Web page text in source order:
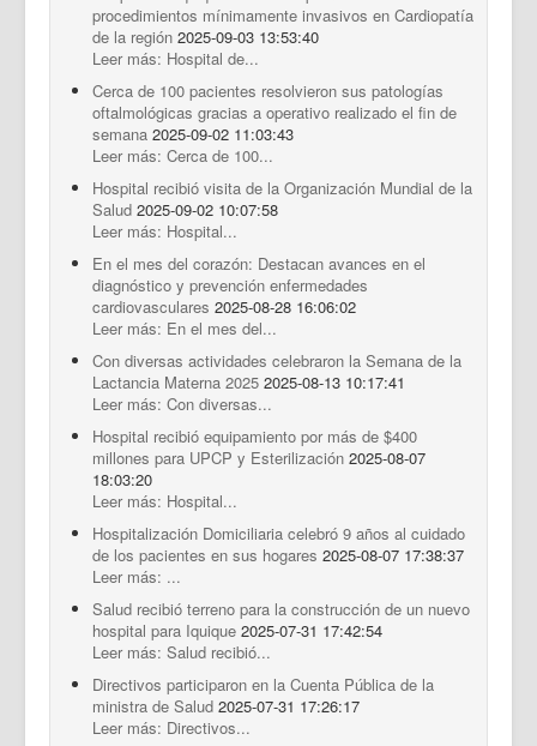
procedimientos mínimamente invasivos en Cardiopatía
de la región 2025-09-03 13:53:40
Leer más: Hospital de...
Cerca de 100 pacientes resolvieron sus patologías
oftalmológicas gracias a operativo realizado el fin de
semana 2025-09-02 11:03:43
Leer más: Cerca de 100...
Hospital recibió visita de la Organización Mundial de la
Salud 2025-09-02 10:07:58
Leer más: Hospital...
En el mes del corazón: Destacan avances en el
diagnóstico y prevención enfermedades
cardiovasculares 2025-08-28 16:06:02
Leer más: En el mes del...
Con diversas actividades celebraron la Semana de la
Lactancia Materna 2025 2025-08-13 10:17:41
Leer más: Con diversas...
Hospital recibió equipamiento por más de $400
millones para UPCP y Esterilización 2025-08-07
18:03:20
Leer más: Hospital...
Hospitalización Domiciliaria celebró 9 años al cuidado
de los pacientes en sus hogares 2025-08-07 17:38:37
Leer más: ...
Salud recibió terreno para la construcción de un nuevo
hospital para Iquique 2025-07-31 17:42:54
Leer más: Salud recibió...
Directivos participaron en la Cuenta Pública de la
ministra de Salud 2025-07-31 17:26:17
Leer más: Directivos...